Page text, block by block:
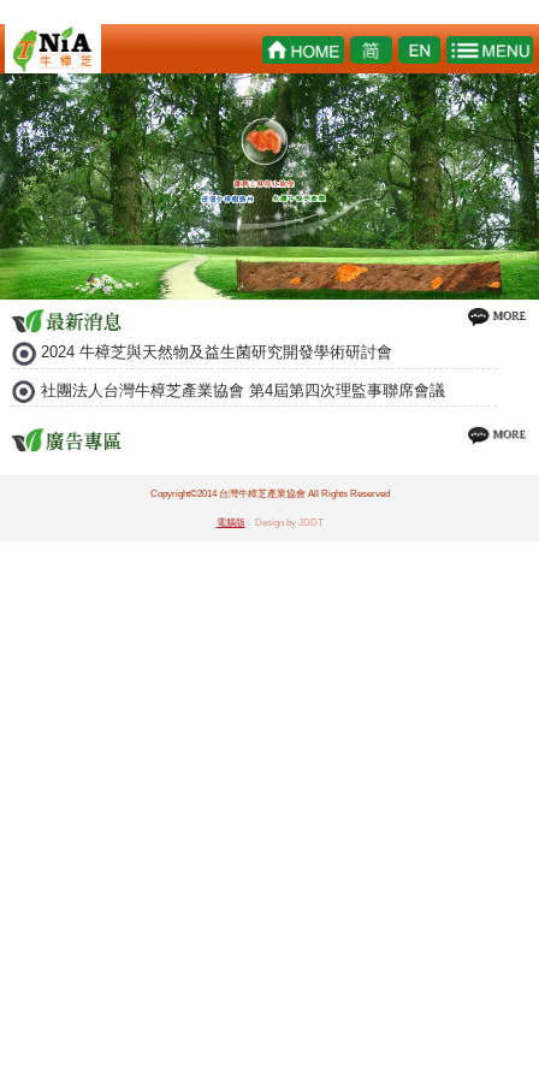
2024 牛樟芝與天然物及益生菌研究開發學術研討會
社團法人台灣牛樟芝產業協會 第4屆第四次理監事聯席會議
Copyright©2014 台灣牛樟芝產業協會 All Rights Reserved
電腦版 Design by JDDT